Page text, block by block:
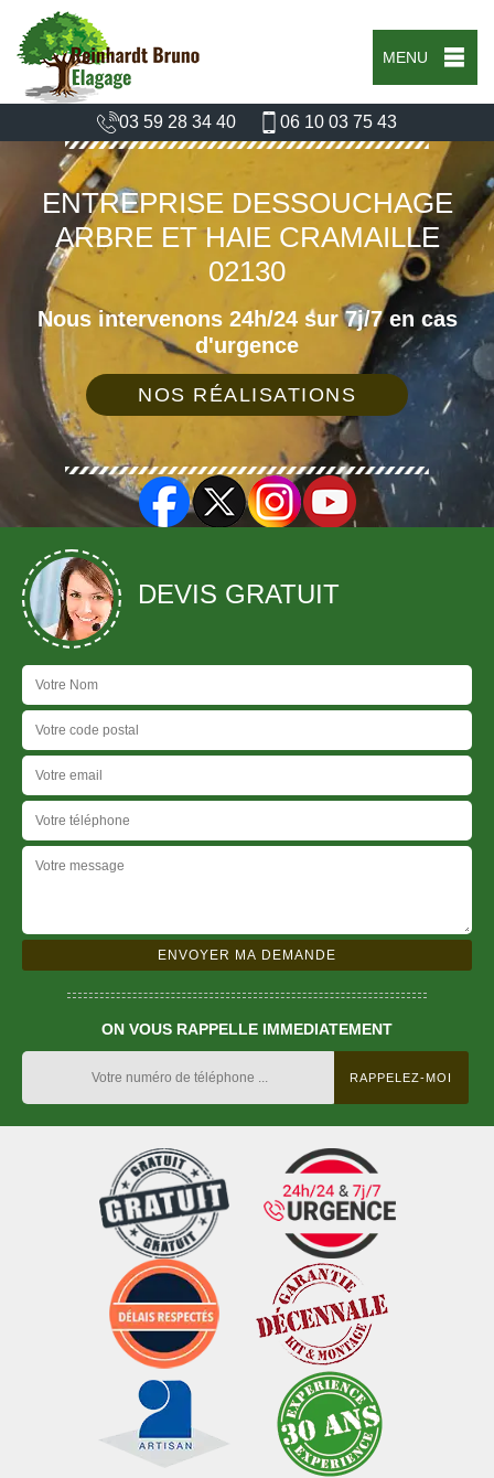
MENU
03 59 28 34 40 06 10 03 75 43
ENTREPRISE DESSOUCHAGE
ARBRE ET HAIE CRAMAILLE
02130
Nous intervenons 24h/24 sur 7j/7 en cas
d'urgence
NOS RÉALISATIONS
DEVIS GRATUIT
ON VOUS RAPPELLE IMMEDIATEMENT